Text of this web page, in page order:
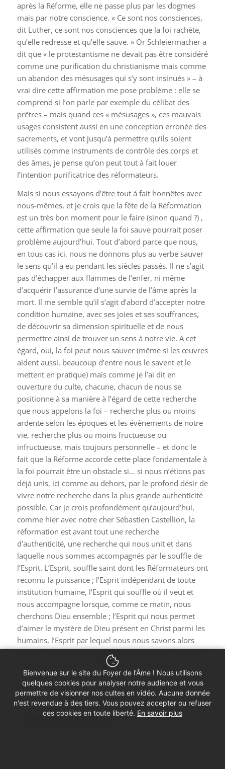
après la Réforme, elle ne passe plus par les dogmes
mais par notre conscience. « Ce sont nos consciences,
dit Luther, ce sont nos consciences que la foi rachète,
qu’elle redresse et qu’elle sauve. » Or Schleiermacher a
dit que « le protestantisme ne devait pas être considéré
comme une purification du christianisme mais comme
un abandon des mésusages qui s’y sont insinués » – à
vrai dire cette affirmation me pose problème : elle se
comprend si l’on parle par exemple du célibat des
prêtres – mais quand ces « mésusages », ces mauvais
usages consistent aussi en une conception erronée des
sacrements, et vont jusqu’à permettre qu’ils soient
utilisés comme instruments de contrôle des corps et
des âmes, je pense qu’on peut tout à fait louer
l’intention purificatrice des réformateurs.
Mais si nous essayons d’être tout à fait honnêtes avec
nous-mêmes, et je crois que la fête de la Réformation
est un très bon moment pour le faire (sinon quand ?) ,
cette affirmation que seule la foi sauve pourrait poser
problème aujourd’hui. Tout d’abord parce que nous,
en tous cas ici, nous ne donnons plus au verbe sauver
le sens qu’il a eu pendant les siècles passés. Il ne s’agit
pas d’échapper aux flammes de l’enfer, ni même
d’acquérir l’assurance d’une survie de l’âme après la
mort. Il me semble qu’il s’agit d’abord d’accepter notre
condition humaine, avec ses joies et ses souffrances,
de découvrir sa dimension spirituelle et de nous
permettre ainsi de trouver un sens à notre vie. A cet
égard, oui, la foi peut nous sauver (même si les œuvres
aident aussi, beaucoup d’entre nous le savent et le
mettent en pratique) mais comme je l’ai dit en
ouverture du culte, chacune, chacun de nous se
positionne à sa manière à l’égard de cette recherche
que nous appelons la foi – recherche plus ou moins
ardente selon les époques et les évènements de notre
vie, recherche plus ou moins fructueuse ou
infructueuse, mais toujours personnelle – et donc le
fait que la Réforme accorde cette place fondamentale à
la foi pourrait être un obstacle si… si nous n’étions pas
déjà unis, ici comme au dehors, par le profond désir de
vivre notre recherche dans la plus grande authenticité
possible. Car je crois profondément qu’aujourd’hui,
comme hier avec notre cher Sébastien Castellion, la
réformation est avant tout une recherche
d’authenticité, une recherche qui nous unit et dans
laquelle nous sommes accompagnés par le souffle de
l’Esprit. L’Esprit, souffle saint dont les Réformateurs ont
reconnu la puissance ; l’Esprit indépendant de toute
institution humaine, l’Esprit qui souffle où il veut et
nous accompagne lorsque, comme ce matin, nous
cherchons Dieu ensemble ; l’Esprit qui nous permet
d’aimer le mystère de Dieu présent en Christ parmi les
humains, l’Esprit par lequel nous nous savons alors
réconciliés et aimés ; l’Esprit qui nous permet de nous
tenir droits, libres en Christ pour aimer et servir.
Bienvenue sur le site du Foyer de l'Âme ! Nous utilisons
quelques cookies pour analyser notre audience et vous
permettre de visionner nos cultes en vidéo. Aucune donnée
n'est revendue à des tiers. Vous pouvez accepter ou refuser
ces cookies en toute liberté. En savoir plus